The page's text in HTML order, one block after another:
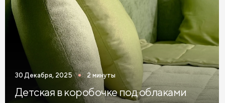
30 Декабря, 2025 2 минуты
Детская в коробочке под облаками